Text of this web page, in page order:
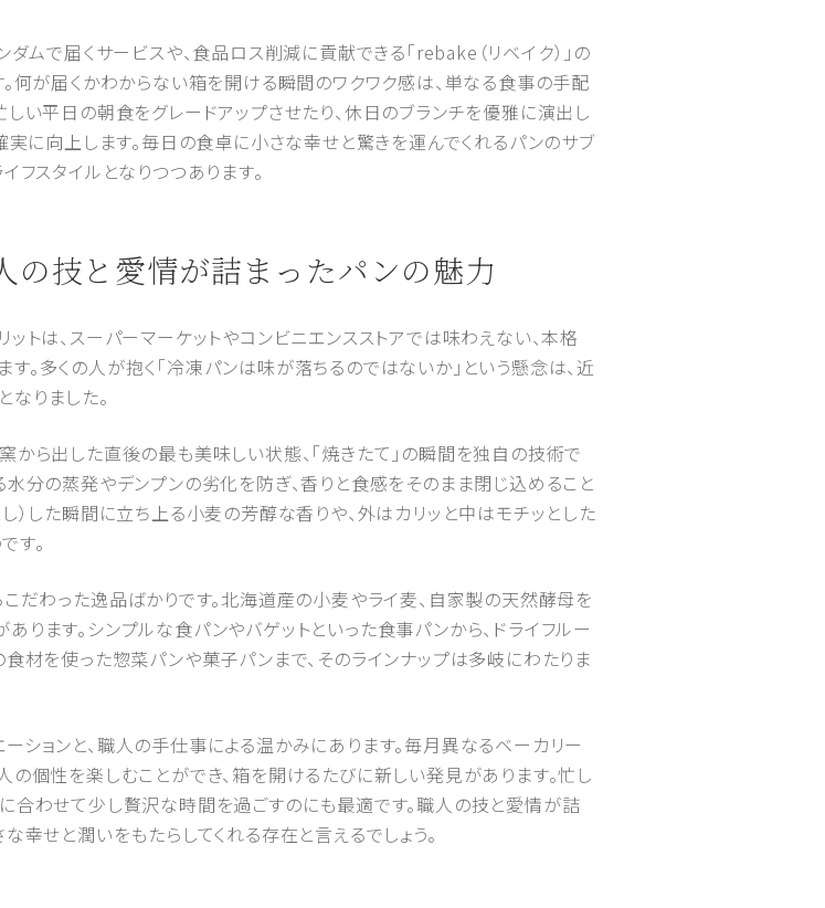
ムで届くサービスや、食品ロス削減に貢献できる「rebake（リベイク）」の
何が届くかわからない箱を開ける瞬間のワクワク感は、単なる食事の手配
い平日の朝食をグレードアップさせたり、休日のブランチを優雅に演出し
実に向上します。毎日の食卓に小さな幸せと驚きを運んでくれるパンのサブ
フスタイルとなりつつあります。
技と愛情が詰まったパンの魅力
トは、スーパーマーケットやコンビニエンスストアでは味わえない、本格
多くの人が抱く「冷凍パンは味が落ちるのではないか」という懸念は、近
りました。
ら出した直後の最も美味しい状態、「焼きたて」の瞬間を独自の技術で
分の蒸発やデンプンの劣化を防ぎ、香りと食感をそのまま閉じ込めること
）した瞬間に立ち上る小麦の芳醇な香りや、外はカリッと中はモチッとした
す。
だわった逸品ばかりです。北海道産の小麦やライ麦、自家製の天然酵母を
ます。シンプルな食パンやバゲットといった食事パンから、ドライフルー
材を使った惣菜パンや菓子パンまで、そのラインナップは多岐にわたりま
ョンと、職人の手仕事による温かみにあります。毎月異なるベーカリー
個性を楽しむことができ、箱を開けるたびに新しい発見があります。忙し
合わせて少し贅沢な時間を過ごすのにも最適です。職人の技と愛情が詰
幸せと潤いをもたらしてくれる存在と言えるでしょう。